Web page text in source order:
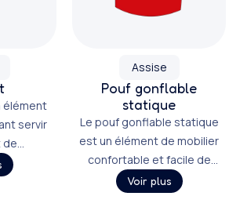
élément
servir
de
et
des
Assise
Pouf gonflable
statique
Le pouf gonflable statique
est un élément de mobilier
confortable et facile de
transport.
Voir plus